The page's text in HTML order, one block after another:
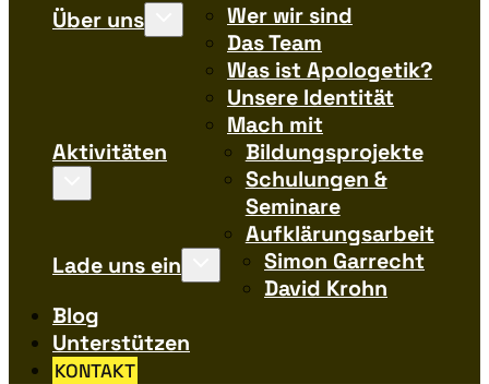
Über uns
Wer wir sind
Das Team
Was ist Apologetik?
Unsere Identität
Mach mit
Aktivitäten
Bildungsprojekte
Schulungen &
Seminare
Aufklärungsarbeit
Lade uns ein
Simon Garrecht
David Krohn
Blog
Unterstützen
KONTAKT